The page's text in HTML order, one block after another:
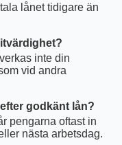
lånet tidigare än
inte din
vid andra
godkänt lån?
pengarna oftast in
nästa arbetsdag.